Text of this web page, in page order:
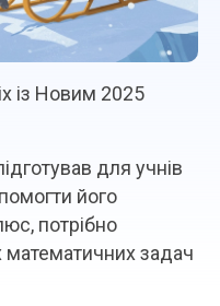
із Новим 2025
для учнів
його
потрібно
математичних задач